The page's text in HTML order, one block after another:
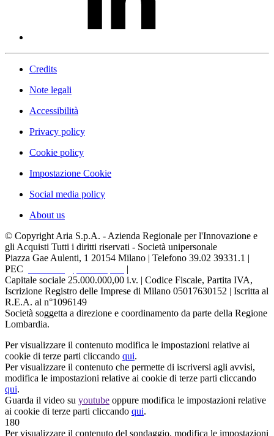
Credits
Note legali
Accessibilità
Privacy policy
Cookie policy
Impostazione Cookie
Social media policy
About us
© Copyright Aria S.p.A. - Azienda Regionale per l'Innovazione e
gli Acquisti Tutti i diritti riservati - Società unipersonale
Piazza Gae Aulenti, 1 20154 Milano | Telefono 39.02 39331.1 |
PEC
|
Capitale sociale 25.000.000,00 i.v. | Codice Fiscale, Partita IVA,
Iscrizione Registro delle Imprese di Milano 05017630152 | Iscritta al
R.E.A. al n°1096149
Società soggetta a direzione e coordinamento da parte della Regione
Lombardia.
Per visualizzare il contenuto modifica le impostazioni relative ai
cookie di terze parti cliccando qui.
Per visualizzare il contenuto che permette di iscriversi agli avvisi,
modifica le impostazioni relative ai cookie di terze parti cliccando
qui.
Guarda il video su youtube oppure modifica le impostazioni relative
ai cookie di terze parti cliccando qui.
180
Per visualizzare il contenuto del sondaggio, modifica le impostazioni